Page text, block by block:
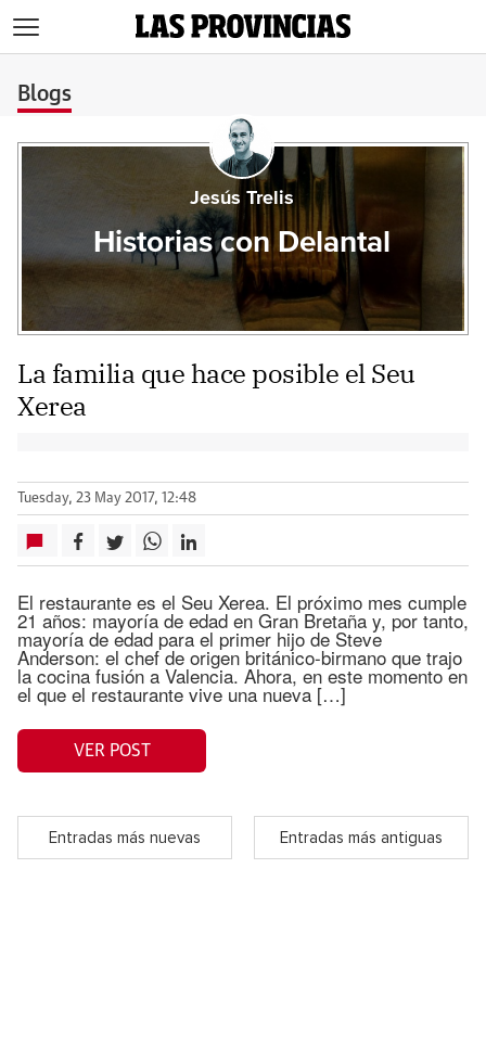
Blogs
Jesús Trelis
Historias con Delantal
La familia que hace posible el Seu
Xerea
Tuesday, 23 May 2017, 12:48
El restaurante es el Seu Xerea. El próximo mes cumple
21 años: mayoría de edad en Gran Bretaña y, por tanto,
mayoría de edad para el primer hijo de Steve
Anderson: el chef de origen británico-birmano que trajo
la cocina fusión a Valencia. Ahora, en este momento en
el que el restaurante vive una nueva […]
VER POST
Entradas más nuevas Entradas más antiguas